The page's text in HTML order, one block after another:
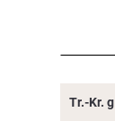
Tr.-Kr. g